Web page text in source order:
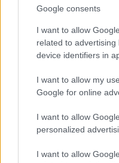
Google consents
I want to allow
related to
device identifiers in
I want to allow my
Google for online
I want to allow
personalized
I want to allow
LA.LV aicina portāla
pieklājību, nekurināt
LASĪTĀKIE
Aršo zodiaka
Atcelt